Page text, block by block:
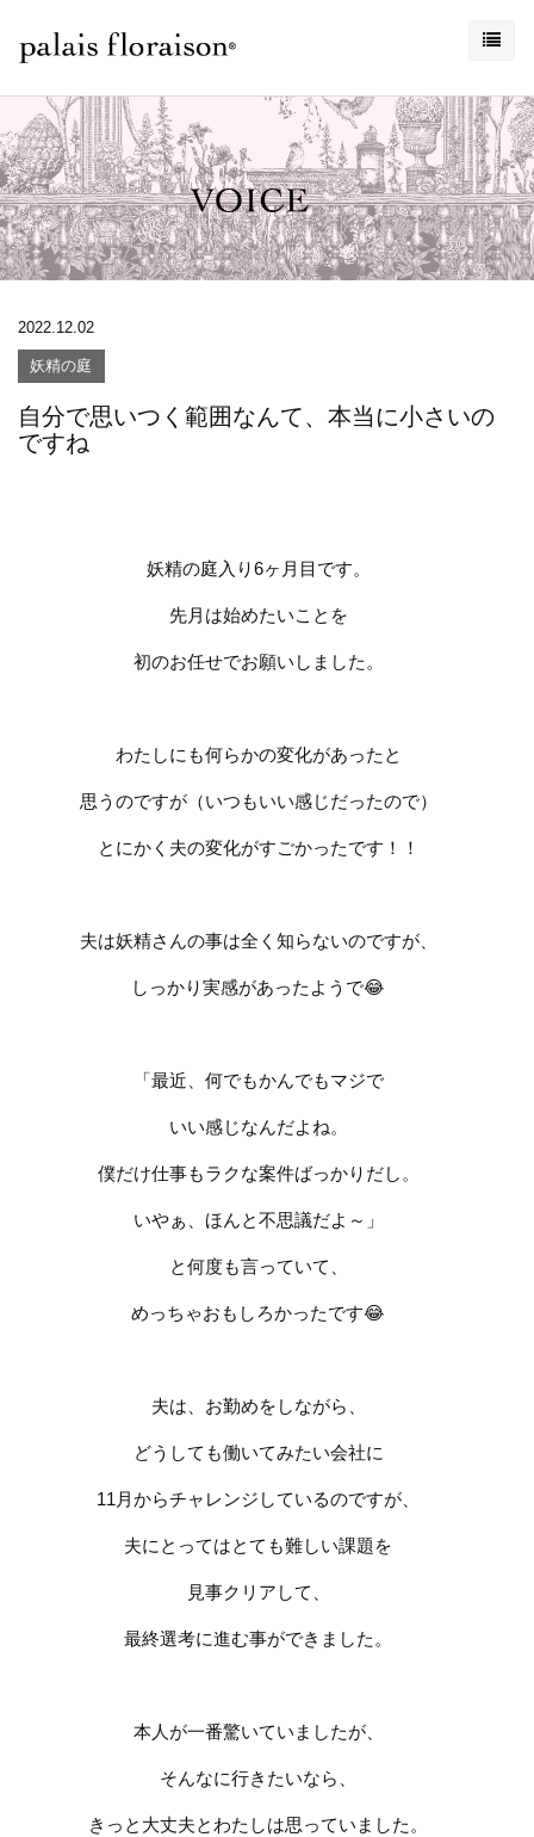
2022.12.02
妖精の庭
自分で思いつく範囲なんて、本当に小さいの
ですね
妖精の庭入り6ヶ月目です。
先月は始めたいことを
初のお任せでお願いしました。
わたしにも何らかの変化があったと
思うのですが（いつもいい感じだったので）
とにかく夫の変化がすごかったです！！
夫は妖精さんの事は全く知らないのですが、
しっかり実感があったようで😂
「最近、何でもかんでもマジで
いい感じなんだよね。
僕だけ仕事もラクな案件ばっかりだし。
いやぁ、ほんと不思議だよ～」
と何度も言っていて、
めっちゃおもしろかったです😂
夫は、お勤めをしながら、
どうしても働いてみたい会社に
11 月からチャレンジしているのですが、
夫にとってはとても難しい課題を
見事クリアして、
最終選考に進む事ができました。
本人が一番驚いていましたが、
そんなに行きたいなら、
きっと大丈夫とわたしは思っていました。